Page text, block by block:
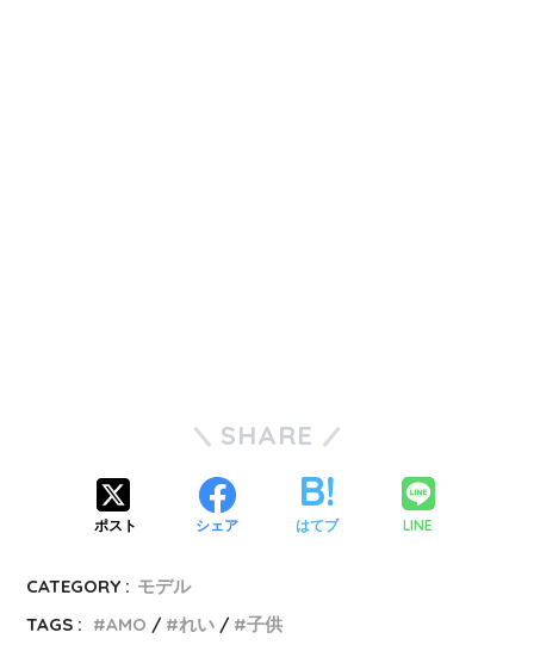
SHARE
ポスト シェア はてブ LINE
CATEGORY : モデル
TAGS :
AMO れい 子供